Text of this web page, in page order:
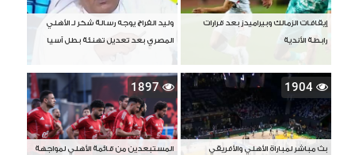
إيقافات الزمالك وبيراميدز بعد قرارات
رابطة الأندية
وليد الفراج يوجه رسالة شكر لـ الأهلي
المصري بعد تعديل تهنئة بطل آسيا
1904
بث مباشر لمباراة الأهلي والأفريقي
1897
المستبعدين من قائمة الأهلي لمواجهة